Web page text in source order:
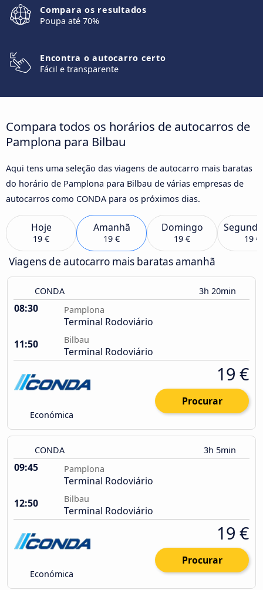
Compara os resultados
Poupa até 70%
Encontra o autocarro certo
Fácil e transparente
Compara todos os horários de autocarros de
Pamplona para Bilbau
Aqui tens uma seleção das viagens de autocarro mais baratas
do horário de Pamplona para Bilbau de várias empresas de
autocarros como CONDA para os próximos dias.
Hoje
19 €
Amanhã
19 €
Domingo
19 € 19 €
Viagens de autocarro mais baratas amanhã
CONDA 3h 20min
08:30 Pamplona
Terminal Rodoviário
11:50
Bilbau
Terminal Rodoviário
Económica
19 €
Procurar
CONDA 3h 5min
09:45 Pamplona
Terminal Rodoviário
12:50
Bilbau
Terminal Rodoviário
Económica
19 €
Procurar